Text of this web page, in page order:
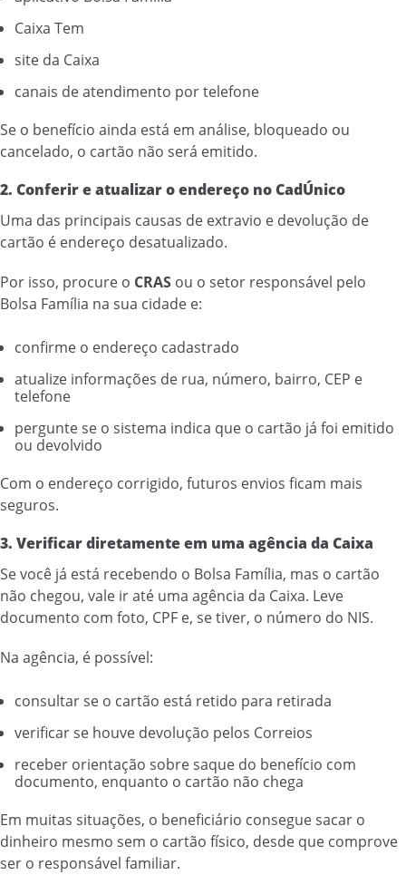
Caixa Tem
site da Caixa
canais de atendimento por telefone
Se o benefício ainda está em análise, bloqueado ou
cancelado, o cartão não será emitido.
2. Conferir e atualizar o endereço no CadÚnico
Uma das principais causas de extravio e devolução de
cartão é endereço desatualizado.
Por isso, procure o CRAS ou o setor responsável pelo
Bolsa Família na sua cidade e:
confirme o endereço cadastrado
atualize informações de rua, número, bairro, CEP e
telefone
pergunte se o sistema indica que o cartão já foi emitido
ou devolvido
Com o endereço corrigido, futuros envios ficam mais
seguros.
3. Verificar diretamente em uma agência da Caixa
Se você já está recebendo o Bolsa Família, mas o cartão
não chegou, vale ir até uma agência da Caixa. Leve
documento com foto, CPF e, se tiver, o número do NIS.
Na agência, é possível:
consultar se o cartão está retido para retirada
verificar se houve devolução pelos Correios
receber orientação sobre saque do benefício com
documento, enquanto o cartão não chega
Em muitas situações, o beneficiário consegue sacar o
dinheiro mesmo sem o cartão físico, desde que comprove
ser o responsável familiar.